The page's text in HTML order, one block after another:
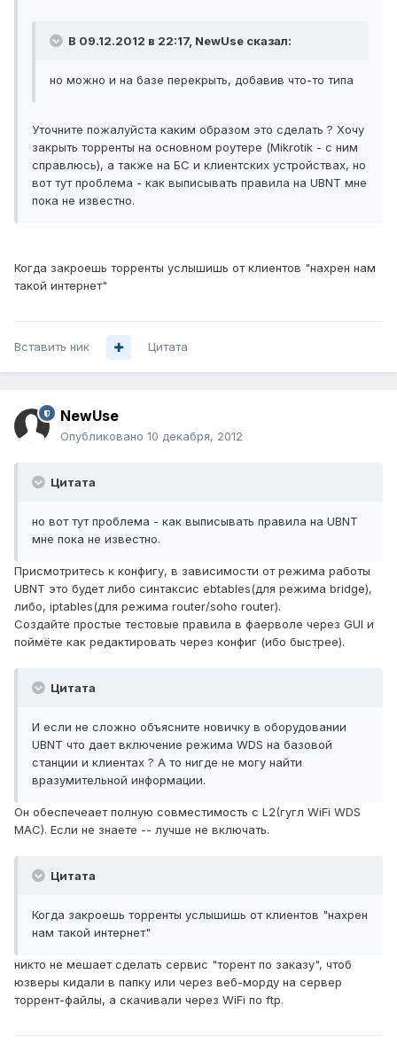
В 09.12.2012 в 22:17, NewUse сказал:
но можно и на базе перекрыть, добавив что-то типа
Уточните пожалуйста каким образом это сделать ? Хочу
закрыть торренты на основном роутере (Mikrotik - с ним
справлюсь), а также на БС и клиентских устройствах, но
вот тут проблема - как выписывать правила на UBNT мне
пока не известно.
Когда закроешь торренты услышишь от клиентов "нахрен нам
такой интернет"
Вставить ник Цитата
NewUse
Опубликовано 10 декабря, 2012
Цитата
но вот тут проблема - как выписывать правила на UBNT
мне пока не известно.
Присмотритесь к конфигу, в зависимости от режима работы
UBNT это будет либо синтаксис ebtables(для режима bridge),
либо, iptables(для режима router/soho router).
Создайте простые тестовые правила в фаерволе через GUI и
поймёте как редактировать через конфиг (ибо быстрее).
Цитата
И если не сложно объясните новичку в оборудовании
UBNT что дает включение режима WDS на базовой
станции и клиентах ? А то нигде не могу найти
вразумительной информации.
Он обеспечеает полную совместимость с L2(гугл WiFi WDS
MAC). Если не знаете -- лучше не включать.
Цитата
Когда закроешь торренты услышишь от клиентов "нахрен
нам такой интернет"
никто не мешает сделать сервис "торент по заказу", чтоб
юзверы кидали в папку или через веб-морду на сервер
торрент-файлы, а скачивали через WiFi по ftp.